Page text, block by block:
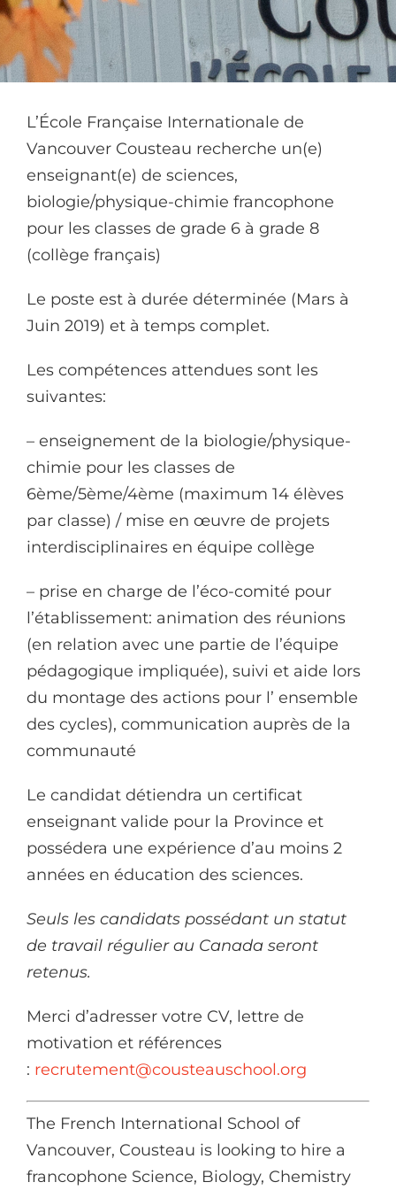
L’École Française Internationale de
Vancouver Cousteau recherche un(e)
enseignant(e) de sciences,
biologie/physique-chimie francophone
pour les classes de grade 6 à grade 8
(collège français)
Le poste est à durée déterminée (Mars à
Juin 2019) et à temps complet.
Les compétences attendues sont les
suivantes:
– enseignement de la biologie/physique-
chimie pour les classes de
6ème/5ème/4ème (maximum 14 élèves
par classe) / mise en œuvre de projets
interdisciplinaires en équipe collège
– prise en charge de l’éco-comité pour
l’établissement: animation des réunions
(en relation avec une partie de l’équipe
pédagogique impliquée), suivi et aide lors
du montage des actions pour l’ ensemble
des cycles), communication auprès de la
communauté
Le candidat détiendra un certificat
enseignant valide pour la Province et
possédera une expérience d’au moins 2
années en éducation des sciences.
Seuls les candidats possédant un statut
de travail régulier au Canada seront
retenus.
Merci d’adresser votre CV, lettre de
motivation et références
: recrutement@cousteauschool.org
The French International School of
Vancouver, Cousteau is looking to hire a
francophone Science, Biology, Chemistry